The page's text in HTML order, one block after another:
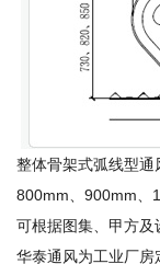
整体骨架式弧线型通
800mm、900mm、
可根据图集、甲方及
华泰通风为工业厂房